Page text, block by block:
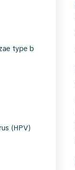
type b
(HPV)